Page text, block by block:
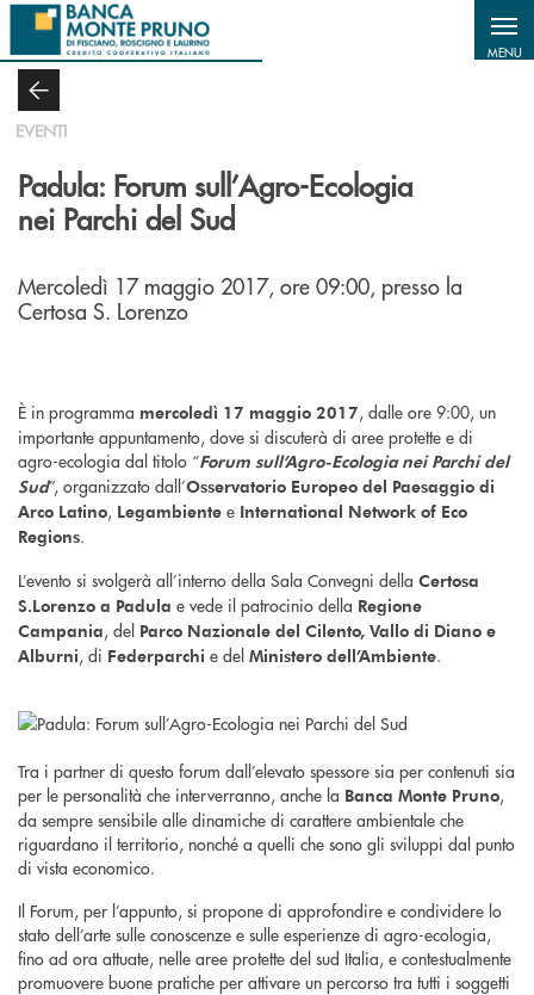
Salta al contenuto principale
MENU
EVENTI
Padula: Forum sull’Agro-Ecologia
nei Parchi del Sud
Mercoledì 17 maggio 2017, ore 09:00, presso la
Certosa S. Lorenzo
È in programma mercoledì 17 maggio 2017, dalle ore 9:00, un
importante appuntamento, dove si discuterà di aree protette e di
agro-ecologia dal titolo “Forum sull’Agro-Ecologia nei Parchi del
Sud”, organizzato dall’Osservatorio Europeo del Paesaggio di
Arco Latino, Legambiente e International Network of Eco
Regions.
L’evento si svolgerà all’interno della Sala Convegni della Certosa
S.Lorenzo a Padula e vede il patrocinio della Regione
Campania, del Parco Nazionale del Cilento, Vallo di Diano e
Alburni, di Federparchi e del Ministero dell’Ambiente.
Tra i partner di questo forum dall’elevato spessore sia per contenuti sia
per le personalità che interverranno, anche la Banca Monte Pruno,
da sempre sensibile alle dinamiche di carattere ambientale che
riguardano il territorio, nonché a quelli che sono gli sviluppi dal punto
di vista economico.
Il Forum, per l’appunto, si propone di approfondire e condividere lo
stato dell’arte sulle conoscenze e sulle esperienze di agro-ecologia,
fino ad ora attuate, nelle aree protette del sud Italia, e contestualmente
promuovere buone pratiche per attivare un percorso tra tutti i soggetti